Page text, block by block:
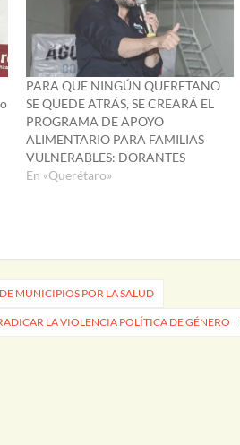
PARA QUE NINGÚN QUERETANO
SE QUEDE ATRÁS, SE CREARÁ EL
PROGRAMA DE APOYO
ALIMENTARIO PARA FAMILIAS
VULNERABLES: DORANTES
En «Querétaro»
MUNICIPIOS POR LA SALUD
LA VIOLENCIA POLÍTICA DE GÉNERO